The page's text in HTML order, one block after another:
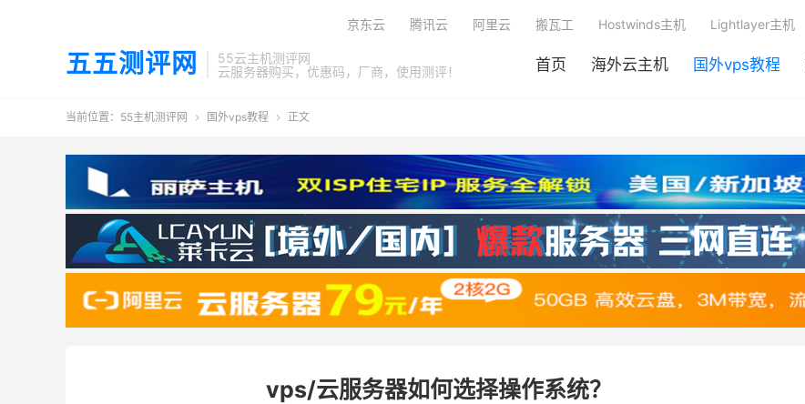
五五测评网
55云主机测评网
云服务器购买，优惠码，厂商，使用测评！
首页 海外云主机 国外vps教程
京东云 腾讯云 阿里云 搬瓦工 Hostwinds主机 Lightlayer主机
当前位置： 55主机测评网  国外vps教程  正文
vps/云服务器如何选择操作系统？